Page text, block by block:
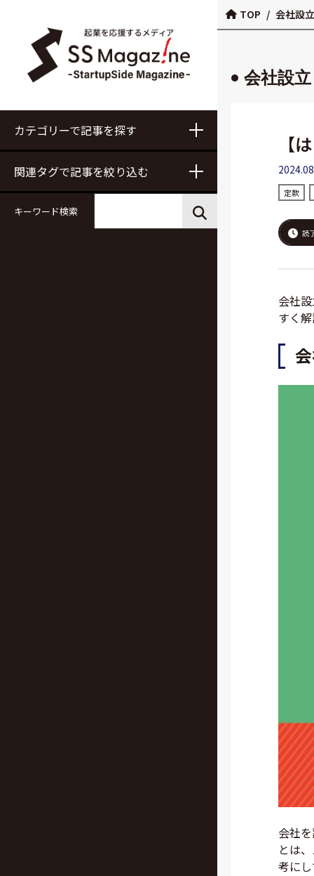
カテゴリーで記事を探す
関連タグで記事を絞り込む
キーワード検索
TOP / 会社設立
会社設立
【
定款
読
会社
すく
会社
とは
考に